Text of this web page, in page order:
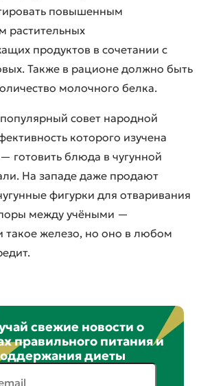
повышенным
растительных
продуктов в сочетании с
Также в рационе должно быть
молочного белка.
совет народной
которого изучена
готовить блюда в чугунной
На западе даже продают
фигурки для отваривания
между учёными —
такое железо, но оно в любом
свежие новости о
правильного питания и
диеты